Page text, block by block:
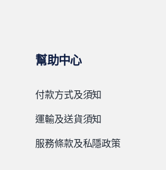
幫助中心
付款方式及須知
運輸及送貨須知
服務條款及私隱政策